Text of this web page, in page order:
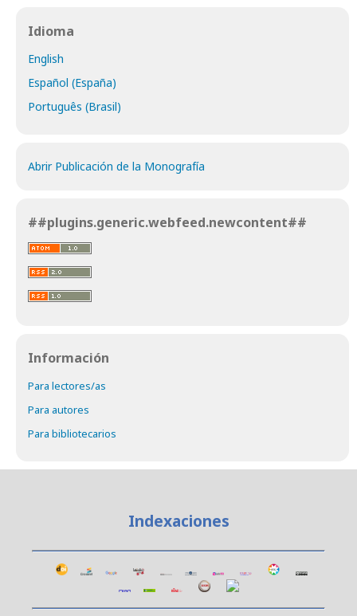
Idioma
English
Español (España)
Português (Brasil)
Abrir Publicación de la Monografía
##plugins.generic.webfeed.newcontent##
Información
Para lectores/as
Para autores
Para bibliotecarios
Indexaciones